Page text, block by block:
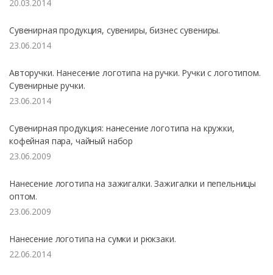
20.03.2014
Сувенирная продукция, сувениры, бизнес сувениры.
23.06.2014
Авторучки. Нанесение логотипа на ручки. Ручки с логотипом.
Сувенирные ручки.
23.06.2014
Сувенирная продукция: нанесение логотипа на кружки,
кофейная пара, чайный набор
23.06.2009
Нанесение логотипа на зажигалки. Зажигалки и пепельницы
оптом.
23.06.2009
Нанесение логотипа на сумки и рюкзаки.
22.06.2014